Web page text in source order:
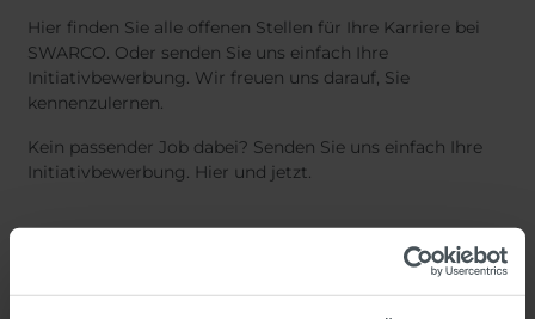
Hier finden Sie alle offenen Stellen für Ihre Karriere bei
SWARCO. Oder senden Sie uns einfach Ihre
Initiativbewerbung. Wir freuen uns darauf, Sie
kennenzulernen.
Kein passender Job dabei? Senden Sie uns einfach Ihre
Initiativbewerbung. Hier und jetzt.